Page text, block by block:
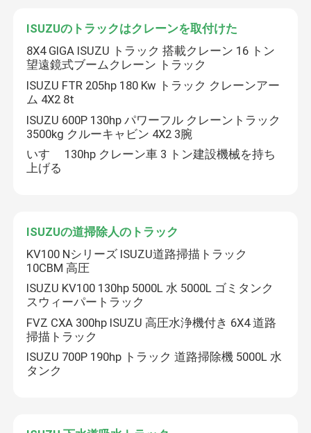
家
ビデオ
ISUZUのトラックはクレーンを取付けた
8X4 GIGA ISUZU トラック 搭載クレーン 16 トン
望遠鏡式ブームクレーン トラック
ISUZU FTR 205hp 180 Kw トラック クレーンアー
ム 4X2 8t
ISUZU 600P 130hp パワーフル クレーントラック
3500kg クルーキャビン 4X2 3腕
いすゞ 130hp クレーン車 3 トン建設機械を持ち
上げる
ISUZUの道掃除人のトラック
KV100 Nシリーズ ISUZU道路掃描トラック
10CBM 高圧
ISUZU KV100 130hp 5000L 水 5000L ゴミタンク
スウィーパートラック
FVZ CXA 300hp ISUZU 高圧水浄機付き 6X4 道路
掃描トラック
ISUZU 700P 190hp トラック 道路掃除機 5000L 水
タンク